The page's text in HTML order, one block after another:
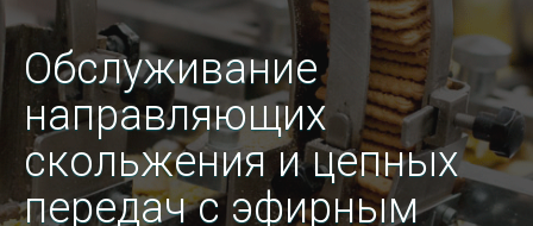
Обслуживание
направляющих
скольжения и цепных
передач с эфирным